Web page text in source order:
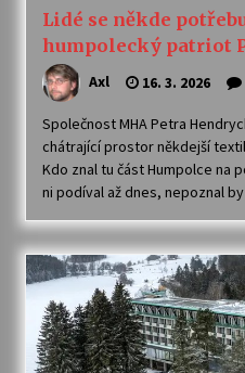
Lidé se někde
humpolecký patriot
Axl 16. 3. 2026
Společnost MHA Petra
chátrající prostor někdejší
Kdo znal tu část Humpolce na
ni podíval až dnes, nepoznal by